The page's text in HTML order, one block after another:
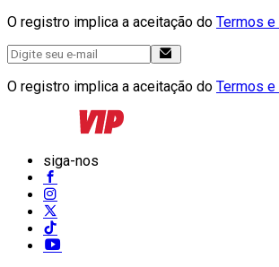
O registro implica a aceitação do Termos
O registro implica a aceitação do Termos
siga-nos